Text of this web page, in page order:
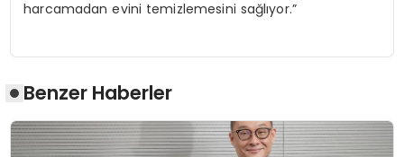
harcamadan evini temizlemesini sağlıyor.”
Benzer Haberler